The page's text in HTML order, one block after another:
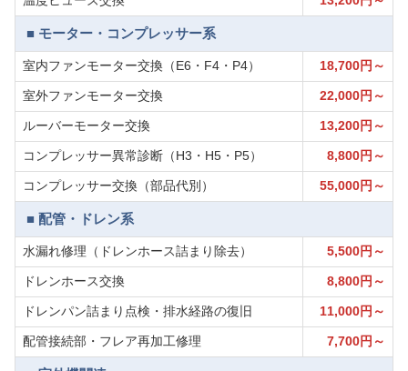
■ モーター・コンプレッサー系
室内ファンモーター交換（E6・F4・P4） 18,700円～
室外ファンモーター交換 22,000円～
ルーバーモーター交換 13,200円～
コンプレッサー異常診断（H3・H5・P5） 8,800円～
コンプレッサー交換（部品代別） 55,000円～
■ 配管・ドレン系
水漏れ修理（ドレンホース詰まり除去） 5,500円～
ドレンホース交換 8,800円～
ドレンパン詰まり点検・排水経路の復旧 11,000円～
配管接続部・フレア再加工修理 7,700円～